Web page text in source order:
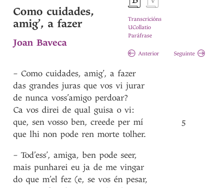
Transcricións
UCollatio
Paráfrase
Anterior Seguinte
Como cuidades,
amig’, a fazer
Joan Baveca
– Como cuidades, amig’, a fazer
das grandes juras que vos vi jurar
de nunca voss’amigo perdoar?
Ca vos direi de qual guisa o vi:
que, sen vosso ben, creede per mí
que lhi non pode ren morte tolher.
– Tod’ess’, amiga, ben pode seer,
mais punharei eu ja de me vingar
do que m’el fez (e, se vos én pesar,
5